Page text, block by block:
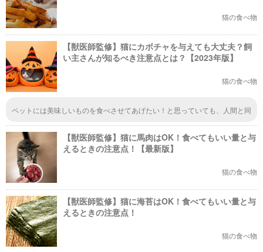
猫の食べ物
【獣医師監修】猫にカボチャを与えても大丈夫？飼
い主さんが知るべき注意点とは？【2023年版】
猫の食べ物
ペットには美味しいものを食べさせてあげたい！と思っていても、人間と同
うなものを口にした場合は、取り返しのつかないことになる可能性がありま
す。安全かどうかちゃんとチェックしておきたいですね。
【獣医師監修】猫に馬肉はOK！食べてもいい量と与
えるときの注意点！【最新版】
猫の食べ物
【獣医師監修】猫に海苔はOK！食べてもいい量と与
えるときの注意点！
猫の食べ物